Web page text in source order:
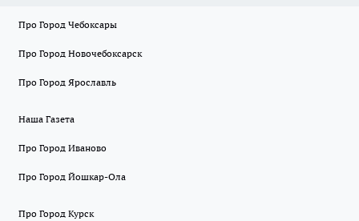
Про Город Чебоксары
Про Город Новочебоксарск
Про Город Ярославль
Наша Газета
Про Город Иваново
Про Город Йошкар-Ола
Про Город Курск